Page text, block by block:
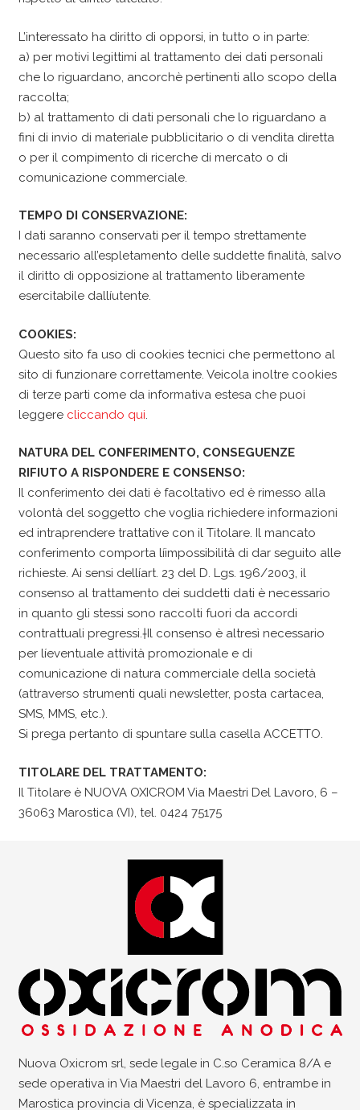
L’interessato ha diritto di opporsi, in tutto o in parte:
a) per motivi legittimi al trattamento dei dati personali
che lo riguardano, ancorchè pertinenti allo scopo della
raccolta;
b) al trattamento di dati personali che lo riguardano a
fini di invio di materiale pubblicitario o di vendita diretta
o per il compimento di ricerche di mercato o di
comunicazione commerciale.
TEMPO DI CONSERVAZIONE:
I dati saranno conservati per il tempo strettamente
necessario all’espletamento delle suddette finalità, salvo
il diritto di opposizione al trattamento liberamente
esercitabile dallíutente.
COOKIES:
Questo sito fa uso di cookies tecnici che permettono al
sito di funzionare correttamente. Veicola inoltre cookies
di terze parti come da informativa estesa che puoi
leggere cliccando qui
NATURA DEL CONFERIMENTO, CONSEGUENZE
RIFIUTO A RISPONDERE E CONSENSO:
Il conferimento dei dati è facoltativo ed è rimesso alla
volontà del soggetto che voglia richiedere informazioni
ed intraprendere trattative con il Titolare. Il mancato
conferimento comporta líimpossibilità di dar seguito alle
richieste. Ai sensi dellíart. 23 del D. Lgs. 196/2003, il
consenso al trattamento dei suddetti dati è necessario
in quanto gli stessi sono raccolti fuori da accordi
contrattuali pregressi.†Il consenso è altresì necessario
per líeventuale attività promozionale e di
comunicazione di natura commerciale della società
(attraverso strumenti quali newsletter, posta cartacea,
SMS, MMS, etc.).
Si prega pertanto di spuntare sulla casella ACCETTO.
TITOLARE DEL TRATTAMENTO:
Il Titolare è NUOVA OXICROM Via Maestri Del Lavoro, 6 –
36063 Marostica (VI), tel. 0424 75175
Nuova Oxicrom srl, sede legale in C.so Ceramica 8/A e
sede operativa in Via Maestri del Lavoro 6, entrambe in
Marostica provincia di Vicenza, è specializzata in